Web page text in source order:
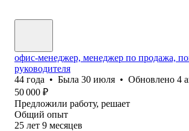
офис-менеджер, менеджер по продажа,
руководителя
44 года • Была 30 июля • Обновлено 4
50 000 ₽
Предложили работу, решает
Общий опыт
25 лет 9 месяцев